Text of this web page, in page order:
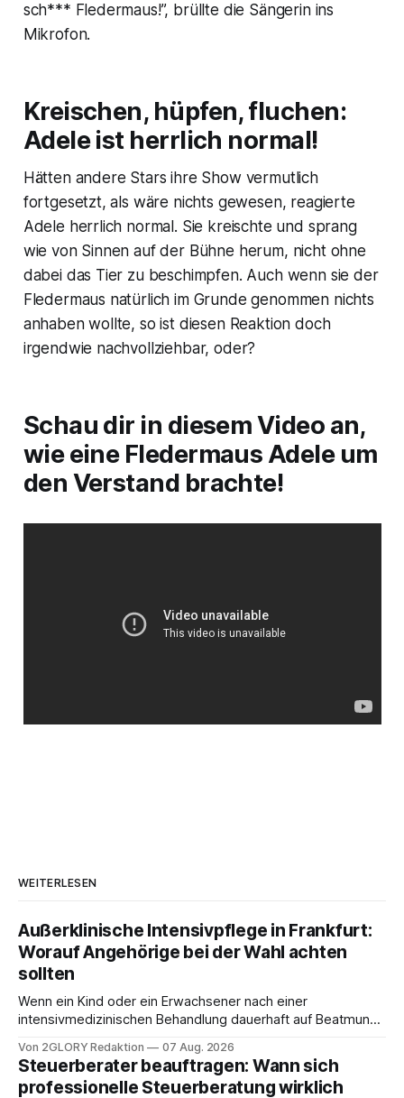
sch*** Fledermaus!”, brüllte die Sängerin ins
Mikrofon.
Kreischen, hüpfen, fluchen:
Adele ist herrlich normal!
Hätten andere Stars ihre Show vermutlich
fortgesetzt, als wäre nichts gewesen, reagierte
Adele herrlich normal. Sie kreischte und sprang
wie von Sinnen auf der Bühne herum, nicht ohne
dabei das Tier zu beschimpfen. Auch wenn sie der
Fledermaus natürlich im Grunde genommen nichts
anhaben wollte, so ist diesen Reaktion doch
irgendwie nachvollziehbar, oder?
Schau dir in diesem Video an,
wie eine Fledermaus Adele um
den Verstand brachte!
WEITERLESEN
Außerklinische Intensivpflege in Frankfurt:
Worauf Angehörige bei der Wahl achten
sollten
Wenn ein Kind oder ein Erwachsener nach einer
intensivmedizinischen Behandlung dauerhaft auf Beatmung
angewiesen ist, stellt sich für Familien eine schwierige
Frage: Muss die Versorgung dauerhaft in der Klinik bleiben –
oder ist ein Leben zu Hause möglich? Die außerklinische
Von 2GLORY Redaktion 07 Aug. 2026
Steuerberater beauftragen: Wann sich
professionelle Steuerberatung wirklich